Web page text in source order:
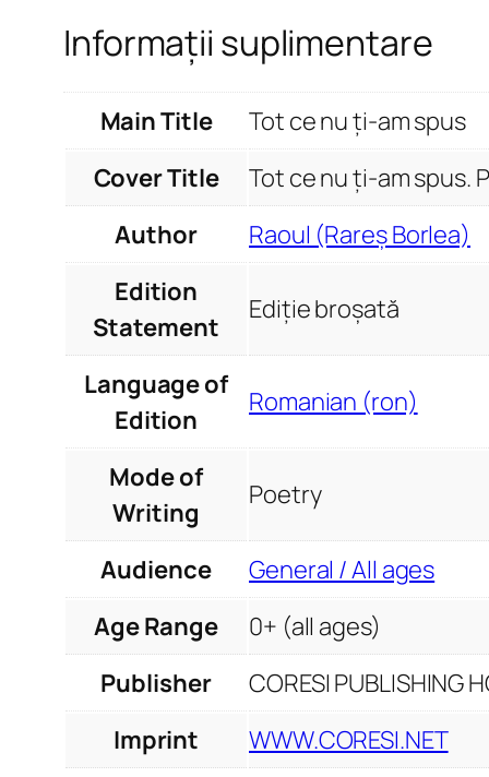
Informații suplimentare
Main Title
Tot ce nu ți-am spus
Cover Title
Tot ce nu ți-am spus.
Author
Raoul (Rareș Borlea)
Edition
Statement
Ediție broșată
Language of
Edition
Romanian (ron)
Mode of
Writing
Poetry
Audience
General / All ages
Age Range
0+ (all ages)
Publisher
CORESI PUBLISHING
Imprint
WWW.CORESI.NET